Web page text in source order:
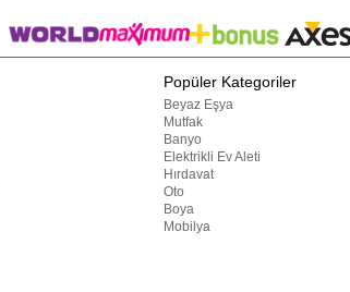
Popüler Kategoriler
Beyaz Eşya
Mutfak
Banyo
Elektrikli Ev Aleti
Hırdavat
Oto
Boya
Mobilya